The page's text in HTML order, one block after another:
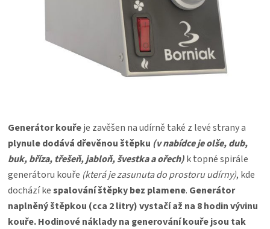
Generátor kouřeje zavěšen na udírně také z levé strany a
plynule dodává dřevěnou štěpku (v nabídce je olše, dub,
buk, bříza, třešeň, jabloň, švestka a ořech)k topné spirále
generátoru kouře (která je zasunuta do prostoru udírny), kde
dochází kespalování štěpky bez plamene. Generátor
naplněný štěpkou (cca 2 litry) vystačí až na 8 hodin vývinu
kouře.Hodinové náklady na generování kouře jsou tak